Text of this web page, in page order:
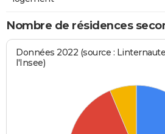
Nombre de résidences
Données 2022 (source :
l'Insee)